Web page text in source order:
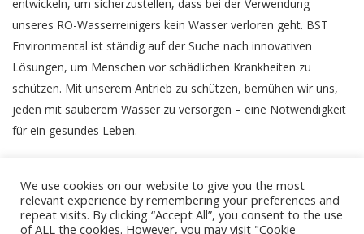
entwickeln, um sicherzustellen, dass bei der Verwendung
unseres RO-Wasserreinigers kein Wasser verloren geht. BST
Environmental ist ständig auf der Suche nach innovativen
Lösungen, um Menschen vor schädlichen Krankheiten zu
schützen. Mit unserem Antrieb zu schützen, bemühen wir uns,
jeden mit sauberem Wasser zu versorgen – eine Notwendigkeit
für ein gesundes Leben.
We use cookies on our website to give you the most
relevant experience by remembering your preferences and
repeat visits. By clicking “Accept All”, you consent to the use
of ALL the cookies. However, you may visit "Cookie